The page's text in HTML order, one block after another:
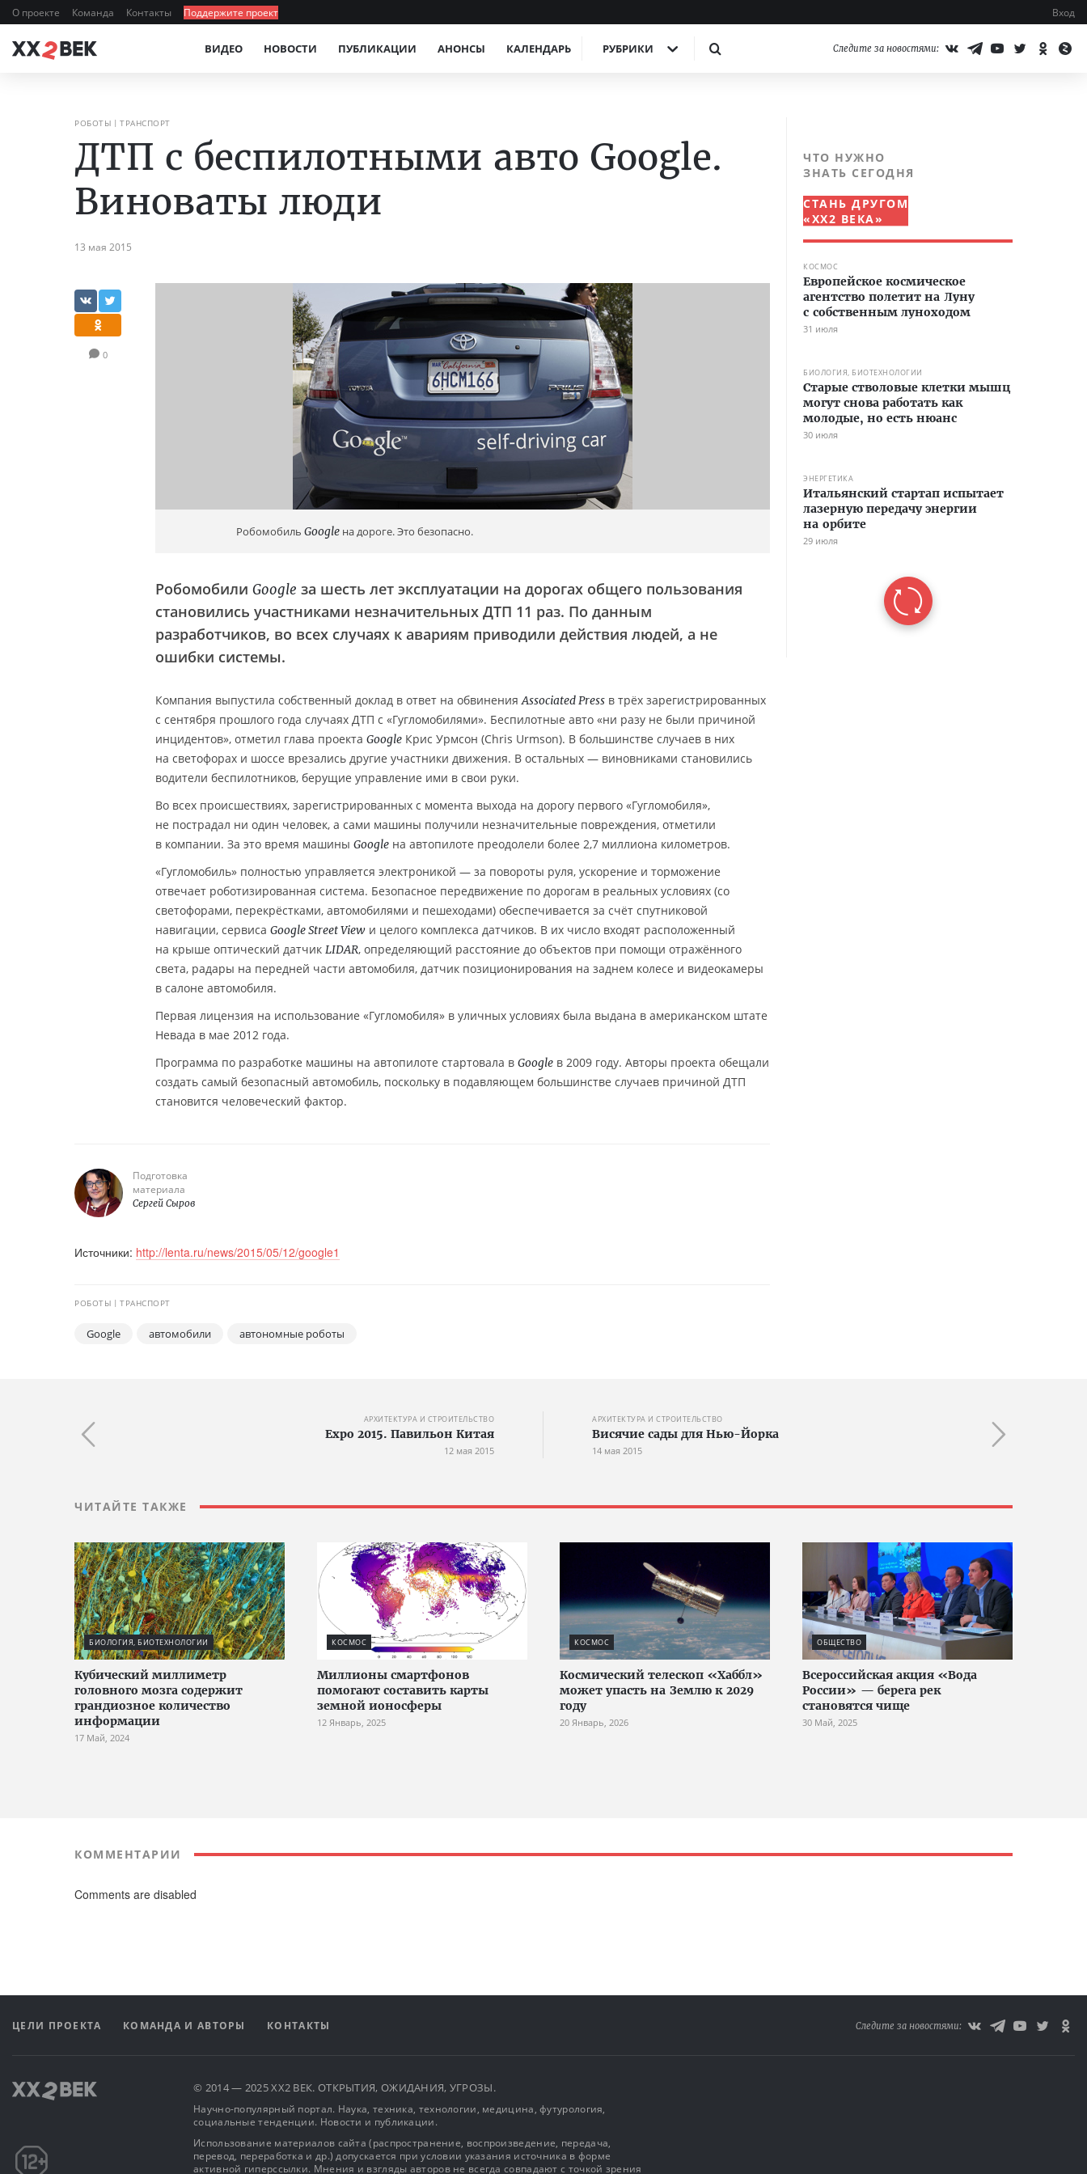
О проекте Команда Контакты Поддержите проект Вход
ВИДЕО НОВОСТИ ПУБЛИКАЦИИ АНОНСЫ КАЛЕНДАРЬ РУБРИКИ Следите за новостями:
РОБОТЫ ТРАНСПОРТ
ДТП с беспилотными авто Google.
Виноваты люди
13 мая 2015
0
Робомобиль Google на дороге. Это безопасно.
Робомобили Google за шесть лет эксплуатации на дорогах общего пользования
становились участниками незначительных ДТП 11 раз. По данным
разработчиков, во всех случаях к авариям приводили действия людей, а не
ошибки системы.
Компания выпустила собственный доклад в ответ на обвиненияAssociated Press в трёх зарегистрированных
с сентября прошлого года случаях ДТП с «Гугломобилями». Беспилотные авто «ни разу не были причиной
инцидентов», отметил глава проекта Google Крис Урмсон (Chris Urmson). В большинстве случаев в них
на светофорах и шоссе врезались другие участники движения. В остальных — виновниками становились
водители беспилотников, берущие управление ими в свои руки.
Во всех происшествиях, зарегистрированных с момента выхода на дорогу первого «Гугломобиля»,
не пострадал ни один человек, а сами машины получили незначительные повреждения, отметили
в компании. За это время машины Google на автопилоте преодолели более 2,7 миллиона километров.
«Гугломобиль» полностью управляется электроникой — за повороты руля, ускорение и торможение
отвечает роботизированная система. Безопасное передвижение по дорогам в реальных условиях (со
светофорами, перекрёстками, автомобилями и пешеходами) обеспечивается за счёт спутниковой
навигации, сервиса Google Street View и целого комплекса датчиков. В их число входят расположенный
на крыше оптический датчик LIDAR, определяющий расстояние до объектов при помощи отражённого
света, радары на передней части автомобиля, датчик позиционирования на заднем колесе и видеокамеры
в салоне автомобиля.
Первая лицензия на использование «Гугломобиля» в уличных условиях была выдана в американском штате
Невада в мае 2012 года.
Программа по разработке машины на автопилоте стартовала в Google в 2009 году. Авторы проекта обещали
создать самый безопасный автомобиль, поскольку в подавляющем большинстве случаев причиной ДТП
становится человеческий фактор.
Подготовка
материала
Сергей Сыров
Источники: http://lenta.ru/news/2015/05/12/google1
РОБОТЫ ТРАНСПОРТ
Google автомобили автономные роботы
ЧТО НУЖНО
ЗНАТЬ СЕГОДНЯ
СТАНЬ ДРУГОМ
«XX2 ВЕКА»
КОСМОС
Европейское космическое
агентство полетит на Луну
с собственным луноходом
31 июля
БИОЛОГИЯ, БИОТЕХНОЛОГИИ
Старые стволовые клетки мышц
могут снова работать как
молодые, но есть нюанс
30 июля
ЭНЕРГЕТИКА
Итальянский стартап испытает
лазерную передачу энергии
на орбите
29 июля
АРХИТЕКТУРА И СТРОИТЕЛЬСТВО
Ехро 2015. Павильон Китая
12 мая 2015
АРХИТЕКТУРА И СТРОИТЕЛЬСТВО
Висячие сады для Нью-Йорка
14 мая 2015
ЧИТАЙТЕ ТАКЖЕ
БИОЛОГИЯ, БИОТЕХНОЛОГИИ
Кубический миллиметр
головного мозга содержит
грандиозное количество
информации
17 Май, 2024
КОСМОС
Миллионы смартфонов
помогают составить карты
земной ионосферы
12 Январь, 2025
КОСМОС
Космический телескоп «Хаббл»
может упасть на Землю к 2029
году
20 Январь, 2026
ОБЩЕСТВО
Всероссийская акция «Вода
России» — берега рек
становятся чище
30 Май, 2025
КОММЕНТАРИИ
Comments are disabled
ЦЕЛИ ПРОЕКТА КОМАНДА И АВТОРЫ КОНТАКТЫ Следите за новостями:
© 2014 — 2025 XX2 ВЕК. ОТКРЫТИЯ, ОЖИДАНИЯ, УГРОЗЫ.
Научно-популярный портал. Наука, техника, технологии, медицина, футурология,
социальные тенденции. Новости и публикации.
Использование материалов сайта (распространение, воспроизведение, передача,
перевод, переработка и др.) допускается при условии указания источника в форме
активной гиперссылки. Мнения и взгляды авторов не всегда совпадают с точкой зрения